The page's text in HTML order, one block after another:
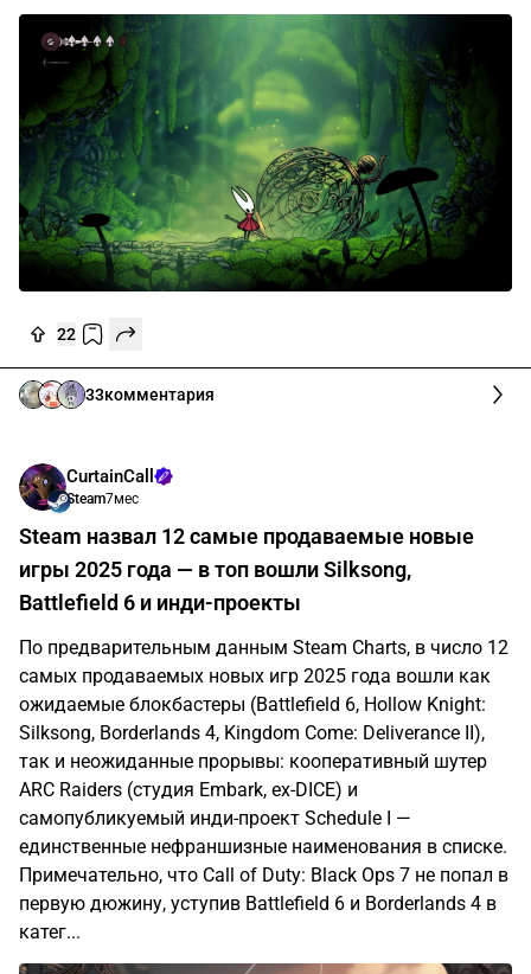
22
33комментария
CurtainCall
Steam7мес
Steam назвал 12 самые продаваемые новые
игры 2025 года — в топ вошли Silksong,
Battlefield 6 и инди-проекты
По предварительным данным Steam Charts, в число 12
самых продаваемых новых игр 2025 года вошли как
ожидаемые блокбастеры (Battlefield 6, Hollow Knight:
Silksong, Borderlands 4, Kingdom Come: Deliverance II),
так и неожиданные прорывы: кооперативный шутер
ARC Raiders (студия Embark, ex-DICE) и
самопубликуемый инди-проект Schedule I —
единственные нефраншизные наименования в списке.
Примечательно, что Call of Duty: Black Ops 7 не попал в
первую дюжину, уступив Battlefield 6 и Borderlands 4 в
катег...